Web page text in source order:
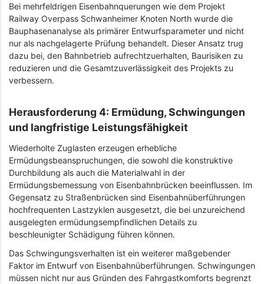
Bei mehrfeldrigen Eisenbahnquerungen wie dem Projekt
Railway Overpass Schwanheimer Knoten North wurde die
Bauphasenanalyse als primärer Entwurfsparameter und nicht
nur als nachgelagerte Prüfung behandelt. Dieser Ansatz trug
dazu bei, den Bahnbetrieb aufrechtzuerhalten, Baurisiken zu
reduzieren und die Gesamtzuverlässigkeit des Projekts zu
verbessern.
Herausforderung 4: Ermüdung, Schwingungen
und langfristige Leistungsfähigkeit
Wiederholte Zuglasten erzeugen erhebliche
Ermüdungsbeanspruchungen, die sowohl die konstruktive
Durchbildung als auch die Materialwahl in der
Ermüdungsbemessung von Eisenbahnbrücken beeinflussen. Im
Gegensatz zu Straßenbrücken sind Eisenbahnüberführungen
hochfrequenten Lastzyklen ausgesetzt, die bei unzureichend
ausgelegten ermüdungsempfindlichen Details zu
beschleunigter Schädigung führen können.
Das Schwingungsverhalten ist ein weiterer maßgebender
Faktor im Entwurf von Eisenbahnüberführungen. Schwingungen
müssen nicht nur aus Gründen des Fahrgastkomforts begrenzt